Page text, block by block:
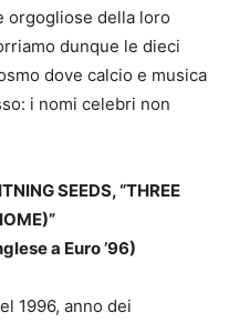
orgogliose della loro
dunque le dieci
dove calcio e musica
i nomi celebri non
SEEDS, “THREE
a Euro ’96)
1996, anno dei